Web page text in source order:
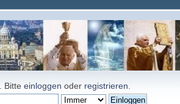
. Bitteeinloggen oder registrieren